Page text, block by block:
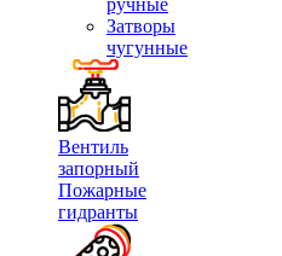
ручные
Затворы
чугунные
Вентиль
запорный
Пожарные
гидранты